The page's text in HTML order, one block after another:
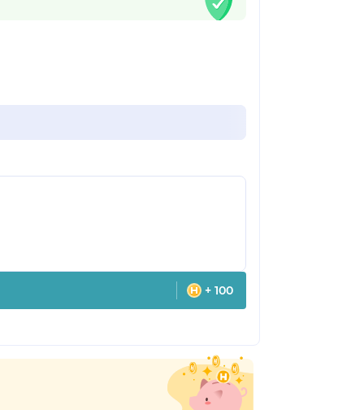
+ 100